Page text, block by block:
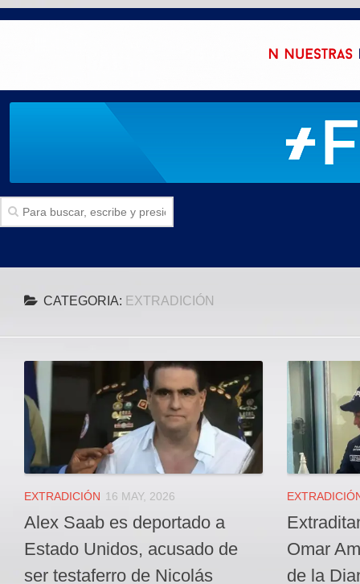
Politica
Local
JUDICIAL
ÁREA METROPOLITANA
REGIONAL
DEPARTAMENTAL
Internacional
OPINIÓN
Contactenos
CATEGORIA: EXTRADICIÓN
EXTRADICIÓN 16 MAY, 2026
Alex Saab es deportado a
Estado Unidos, acusado de
ser testaferro de Nicolás
Omar
de la